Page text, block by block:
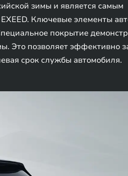
зимы и является самым
Ключевые элементы
покрытие
Это позволяет эффективно
срок службы автомобиля.